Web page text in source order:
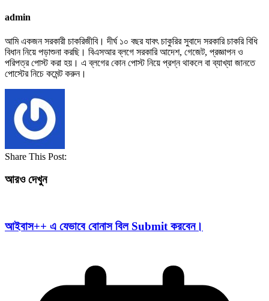
admin
আমি একজন সরকারী চাকরিজীবি। দীর্ঘ ১০ বছর যাবৎ চাকুরির সুবাদে সরকারি চাকরি বিধি
বিধান নিয়ে পড়াশুনা করছি। বিএসআর ব্লগে সরকারি আদেশ, গেজেট, প্রজ্ঞাপন ও
পরিপত্র পোস্ট করা হয়। এ ব্লগের কোন পোস্ট নিয়ে প্রশ্ন থাকলে বা ব্যাখ্যা জানতে
পোস্টের নিচে কমেন্ট করুন।
Share This Post:
আরও দেখুন
আইবাস++ এ যেভাবে বোনাস বিল Submit করবেন।